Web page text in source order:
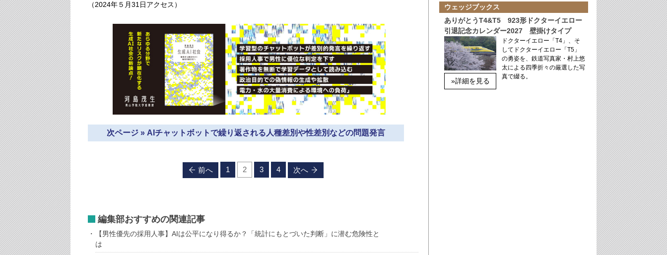
（2024年５月31日アクセス）
次ページ » AIチャットボットで繰り返される人種差別や性差別などの問題発言
前へ 1 2 3 4 次へ
編集部おすすめの関連記事
【男性優先の採用人事】AIは公平になり得るか？「統計にもとづいた判断」に潜む危険性と
は
ウェッジブックス
ありがとうT4&T5 923形ドクターイエロー
引退記念カレンダー2027 壁掛けタイプ
»詳細を見る
ドクターイエロー「T4」、そ
してドクターイエロー「T5」
の勇姿を、鉄道写真家・村上悠
太による四季折々の厳選した写
真で綴る。